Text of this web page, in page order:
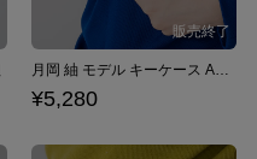
月岡 紬 モデル キーケース A3! 冬組
¥5,280